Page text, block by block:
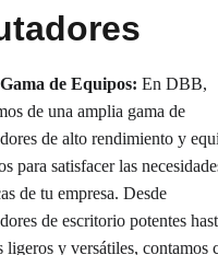
de Equipos: En DBB,
de una amplia gama de
de alto rendimiento y
para satisfacer las
de tu empresa. Desde
de escritorio potentes
ligeros y versátiles, contamos